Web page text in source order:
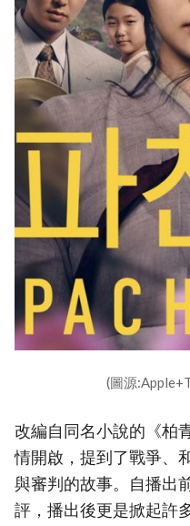
(圖源
改編自同名小說的《柏
情開啟，提到了戰爭、
與審判的故事。自播出
評，播出後更是掀起許